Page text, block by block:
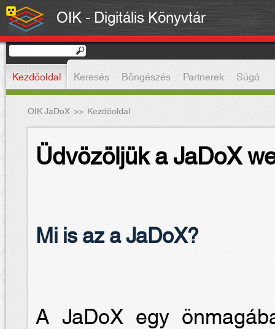
OIK - Digitális Könyvtár
Kezdőoldal Keresés Böngészés Partnerek Súgó
OIK JaDoX >> Kezdőoldal
Üdvözöljük a JaDoX
Mi is az a JaDoX?
A JaDoX egy